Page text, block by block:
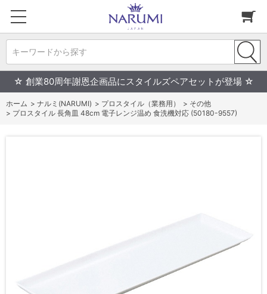
キーワードから探す
☆ 創業80周年謝恩企画品にスタイルズペアセットが登場 ☆
ホーム > ナルミ(NARUMI) > プロスタイル（業務用） > その他
> プロスタイル 長角皿 48cm 電子レンジ温め 食洗機対応 (50180-9557)